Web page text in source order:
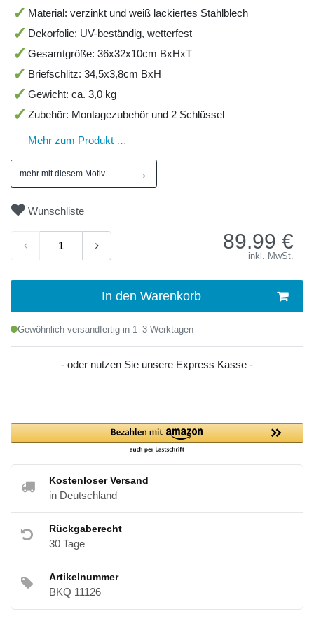
Material: verzinkt und weiß lackiertes Stahlblech
Dekorfolie: UV-beständig, wetterfest
Gesamtgröße: 36x32x10cm BxHxT
Briefschlitz: 34,5x3,8cm BxH
Gewicht: ca. 3,0 kg
Zubehör: Montagezubehör und 2 Schlüssel
Mehr zum Produkt …
mehr mit diesem Motiv →
Wunschliste
89.99 €
inkl. MwSt.
In den Warenkorb
Gewöhnlich versandfertig in 1–3 Werktagen
- oder nutzen Sie unsere Express Kasse -
Kostenloser Versand
in Deutschland
Rückgaberecht
30 Tage
Artikelnummer
BKQ 11126